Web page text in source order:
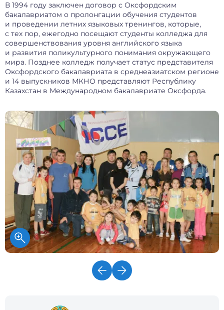
В 1994 году заключен договор с Оксфордским
бакалавриатом о пролонгации обучения студентов
и проведении летних языковых тренингов, которые,
с тех пор, ежегодно посещают студенты колледжа для
совершенствования уровня английского языка
и развития поликультурного понимания окружающего
мира. Позднее колледж получает статус представителя
Оксфордского бакалавриата в среднеазиатском регионе
и 14 выпускников МКНО представляют Республику
Казахстан в Международном бакалавриате Оксфорда.